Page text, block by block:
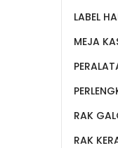
LABEL
MEJA
RAK
RAK